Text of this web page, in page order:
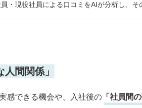
・現役社員による口コミをAIが分析し、そ
人間関係」
感できる機会や、入社後の 「社員間